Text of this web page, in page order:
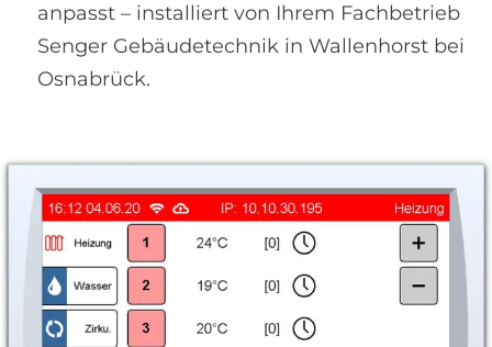
anpasst – installiert von Ihrem Fachbetrieb
Senger Gebäudetechnik in Wallenhorst bei
Osnabrück.